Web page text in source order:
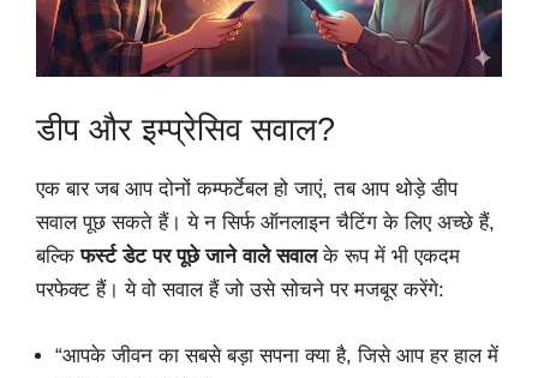
डीप और इम्प्रेसिव सवाल?
एक बार जब आप दोनों कम्फर्टेबल हो जाएं, तब आप थोड़े डीप
सवाल पूछ सकते हैं। ये न सिर्फ ऑनलाइन चैटिंग के लिए अच्छे हैं,
बल्किफर्स्ट डेट पर पूछे जाने वाले सवालके रूप में भी एकदम
परफेक्ट हैं। ये वो सवाल हैं जो उसे सोचने पर मजबूर करेंगे:
“आपके जीवन का सबसे बड़ा सपना क्या है, जिसे आप हर हाल में